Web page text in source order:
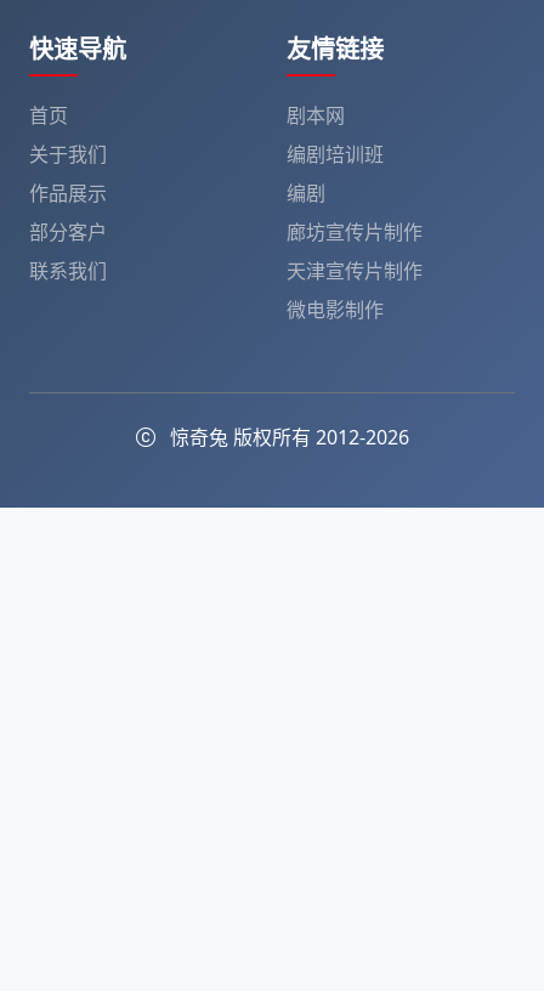
快速导航
首页
关于我们
作品展示
部分客户
联系我们
友情链接
剧本网
编剧培训班
编剧
廊坊宣传片制作
天津宣传片制作
微电影制作
惊奇兔 版权所有 2012-2026